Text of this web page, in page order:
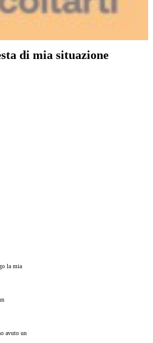
di mia situazione
la mia
avuto un